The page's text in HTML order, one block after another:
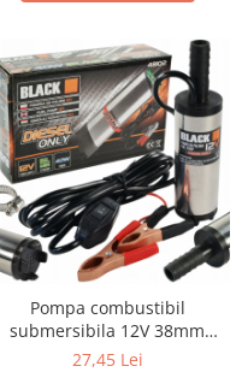
Pompa combustibil
submersibila 12V 38mm
capacitate 12 l/min
27,45 Lei